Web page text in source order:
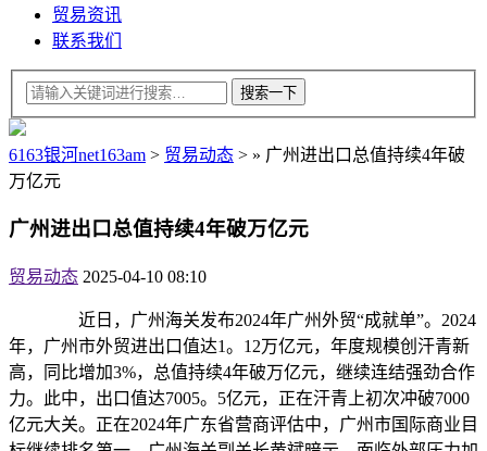
贸易资讯
联系我们
6163银河net163am > 贸易动态 > » 广州进出口总值持续4年破
万亿元
广州进出口总值持续4年破万亿元
贸易动态 2025-04-10 08:10
近日，广州海关发布2024年广州外贸“成就单”。2024
年，广州市外贸进出口值达1。12万亿元，年度规模创汗青新
高，同比增加3%，总值持续4年破万亿元，继续连结强劲合作
力。此中，出口值达7005。5亿元，正在汗青上初次冲破7000
亿元大关。正在2024年广东省营商评估中，广州市国际商业目